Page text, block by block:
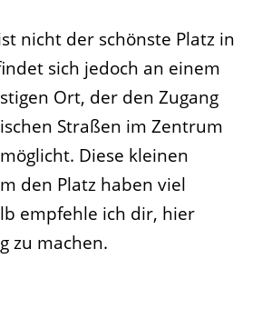
nicht der schönste Platz in
sich jedoch an einem
Ort, der den Zugang
Straßen im Zentrum
Diese kleinen
den Platz haben viel
empfehle ich dir, hier
zu machen.